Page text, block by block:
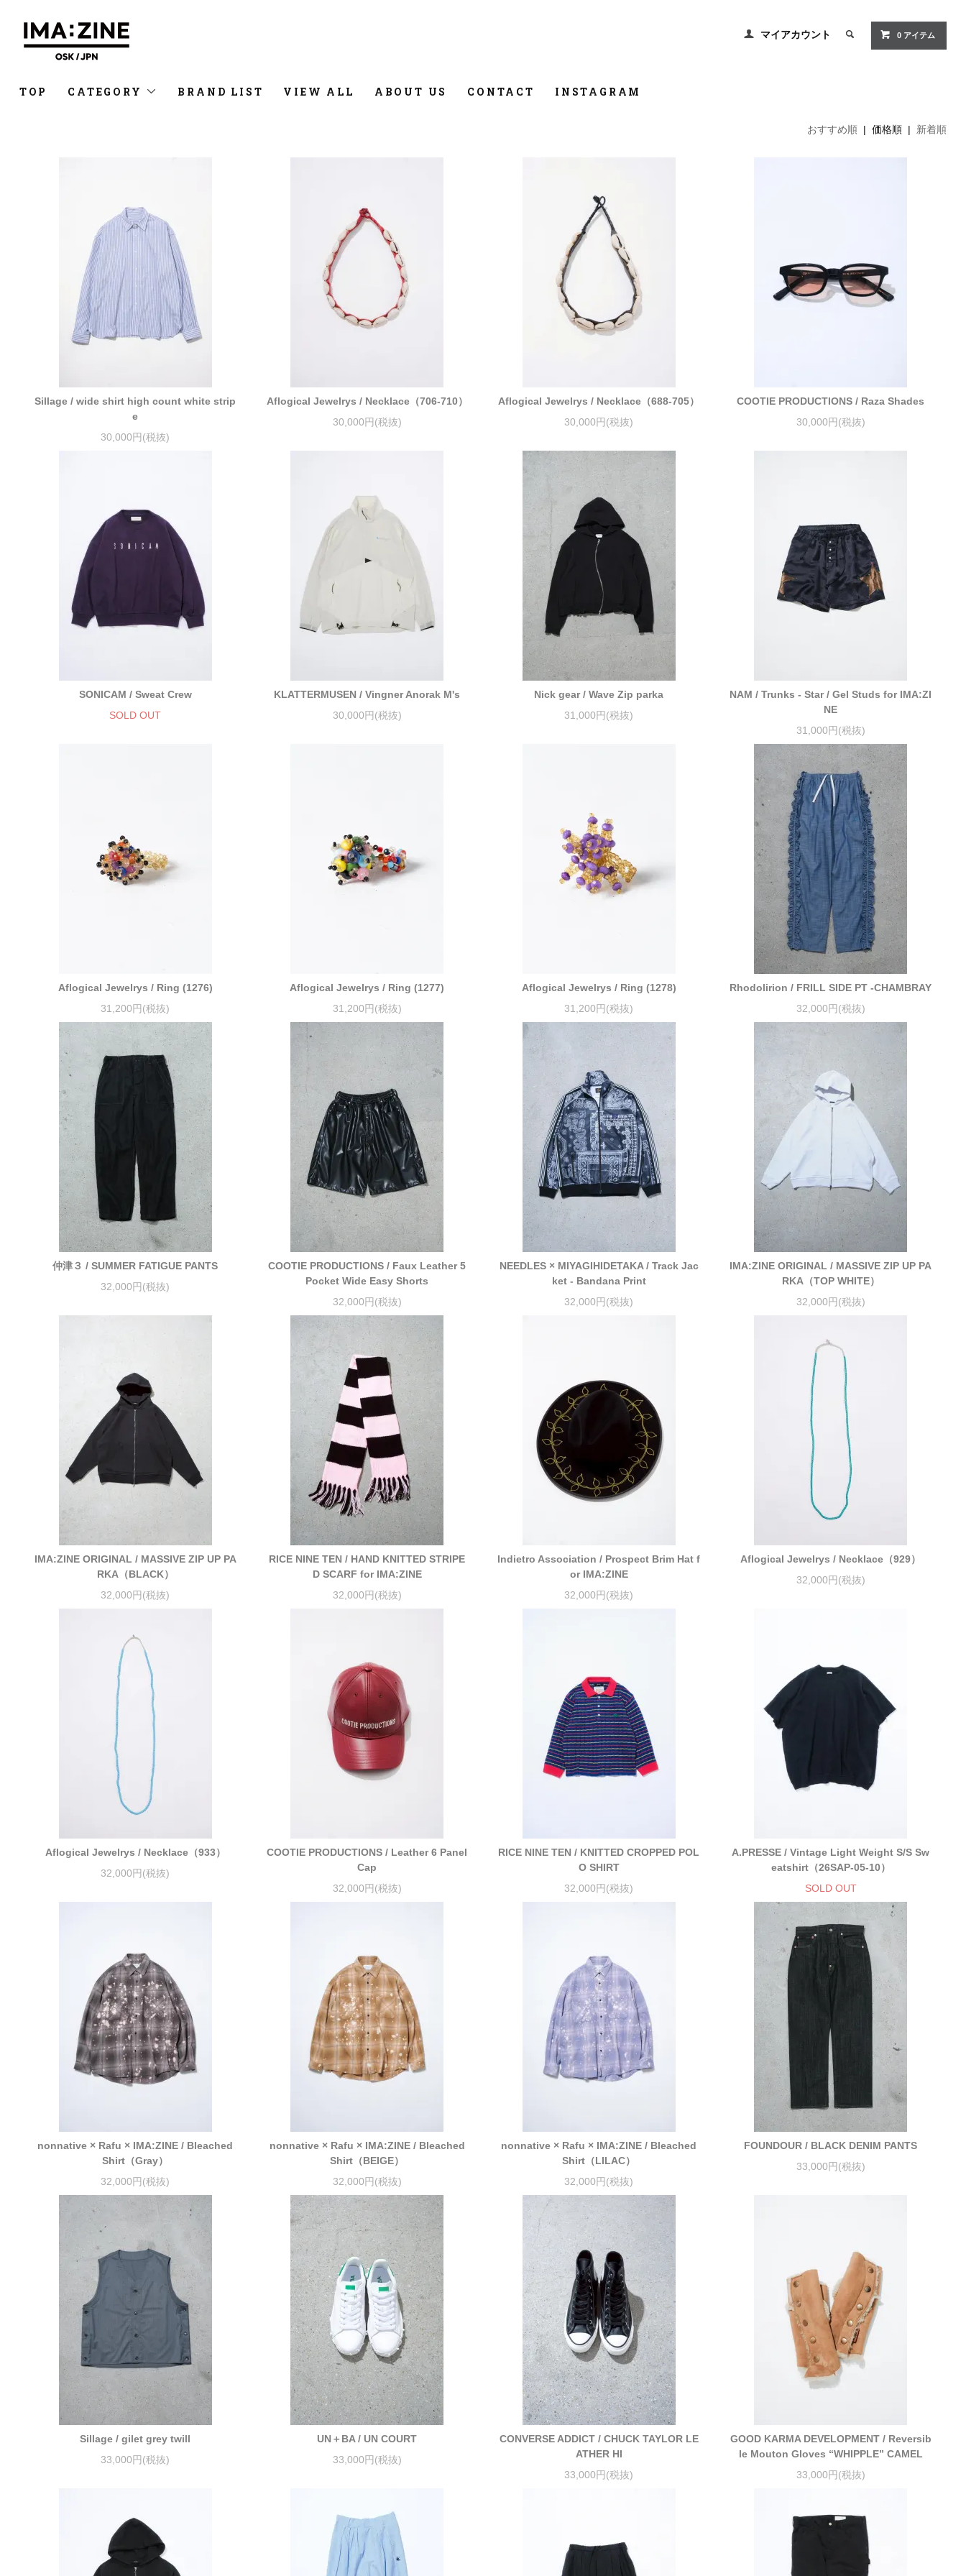
マイアカウント 0 アイテム
TOP CATEGORY BRAND LIST VIEW ALL ABOUT US CONTACT INSTAGRAM
おすすめ順 | 価格順 | 新着順
Sillage / wide shirt high count white strip
e
30,000円(税抜)
Aflogical Jewelrys / Necklace（706-710）
30,000円(税抜)
Aflogical Jewelrys / Necklace（688-705）
30,000円(税抜)
COOTIE PRODUCTIONS / Raza Shades
30,000円(税抜)
SONICAM / Sweat Crew
SOLD OUT
KLATTERMUSEN / Vingner Anorak M's
30,000円(税抜)
Nick gear / Wave Zip parka
31,000円(税抜)
NAM / Trunks - Star / Gel Studs for IMA:ZI
NE
31,000円(税抜)
Aflogical Jewelrys / Ring (1276)
31,200円(税抜)
Aflogical Jewelrys / Ring (1277)
31,200円(税抜)
Aflogical Jewelrys / Ring (1278)
31,200円(税抜)
Rhodolirion / FRILL SIDE PT -CHAMBRAY
32,000円(税抜)
仲津３ / SUMMER FATIGUE PANTS
32,000円(税抜)
COOTIE PRODUCTIONS / Faux Leather 5
Pocket Wide Easy Shorts
32,000円(税抜)
NEEDLES × MIYAGIHIDETAKA / Track Jac
ket - Bandana Print
32,000円(税抜)
IMA:ZINE ORIGINAL / MASSIVE ZIP UP PA
RKA（TOP WHITE）
32,000円(税抜)
IMA:ZINE ORIGINAL / MASSIVE ZIP UP PA
RKA（BLACK）
32,000円(税抜)
RICE NINE TEN / HAND KNITTED STRIPE
D SCARF for IMA:ZINE
32,000円(税抜)
Indietro Association / Prospect Brim Hat f
or IMA:ZINE
32,000円(税抜)
Aflogical Jewelrys / Necklace（929）
32,000円(税抜)
Aflogical Jewelrys / Necklace（933）
32,000円(税抜)
COOTIE PRODUCTIONS / Leather 6 Panel
Cap
32,000円(税抜)
RICE NINE TEN / KNITTED CROPPED POL
O SHIRT
32,000円(税抜)
A.PRESSE / Vintage Light Weight S/S Sw
eatshirt（26SAP-05-10）
SOLD OUT
nonnative × Rafu × IMA:ZINE / Bleached
Shirt（Gray）
32,000円(税抜)
nonnative × Rafu × IMA:ZINE / Bleached
Shirt（BEIGE）
32,000円(税抜)
nonnative × Rafu × IMA:ZINE / Bleached
Shirt（LILAC）
32,000円(税抜)
FOUNDOUR / BLACK DENIM PANTS
33,000円(税抜)
Sillage / gilet grey twill
33,000円(税抜)
UN＋BA / UN COURT
33,000円(税抜)
CONVERSE ADDICT / CHUCK TAYLOR LE
ATHER HI
33,000円(税抜)
GOOD KARMA DEVELOPMENT / Reversib
le Mouton Gloves “WHIPPLE” CAMEL
33,000円(税抜)